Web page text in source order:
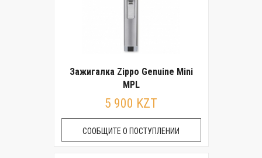
Зажигалка Zippo Genuine Mini
MPL
5 900 KZT
СООБЩИТЕ О ПОСТУПЛЕНИИ